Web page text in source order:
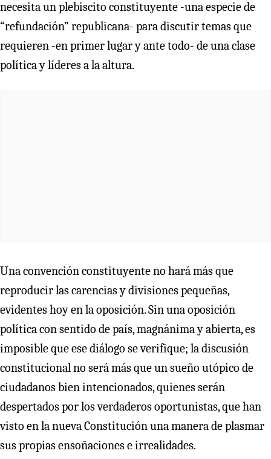
necesita un plebiscito constituyente -una especie de
“refundación” republicana- para discutir temas que
requieren -en primer lugar y ante todo- de una clase
política y líderes a la altura.
Una convención constituyente no hará más que
reproducir las carencias y divisiones pequeñas,
evidentes hoy en la oposición. Sin una oposición
política con sentido de país, magnánima y abierta, es
imposible que ese diálogo se verifique; la discusión
constitucional no será más que un sueño utópico de
ciudadanos bien intencionados, quienes serán
despertados por los verdaderos oportunistas, que han
visto en la nueva Constitución una manera de plasmar
sus propias ensoñaciones e irrealidades.